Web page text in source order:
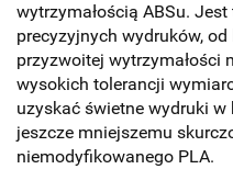
wytrzymałością ABSu.
precyzyjnych wydruków,
przyzwoitej wytrzymałości
wysokich tolerancji
uzyskać świetne wydruki
jeszcze mniejszemu
niemodyfikowanego PLA.